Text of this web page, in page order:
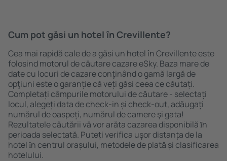
Cum pot găsi un hotel în Crevillente?
Cea mai rapidă cale de a găsi un hotel în Crevillente este
folosind motorul de căutare cazare eSky. Baza mare de
date cu locuri de cazare conţinând o gamă largă de
opţiuni este o garanție că veți găsi ceea ce căutați.
Completați câmpurile motorului de căutare - selectați
locul, alegeți data de check-in și check-out, adăugați
numărul de oaspeți, numărul de camere şi gata!
Rezultatele căutării vă vor arăta cazarea disponibilă ȋn
perioada selectată. Puteți verifica uşor distanța de la
hotel ȋn centrul orașului, metodele de plată și clasificarea
hotelului.